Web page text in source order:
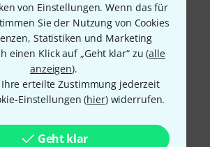
von Einstellungen. Wenn das für
Sie der Nutzung von Cookies
Statistiken und Marketing
einen Klick auf „Geht klar“ zu (alle
anzeigen).
Ihre erteilte Zustimmung jederzeit
Einstellungen (hier) widerrufen.
Geht klar
und sicher per Nachnahme,
Pay,Klarna Sofort bezahlen
oder Kreditkarte.
Garantie